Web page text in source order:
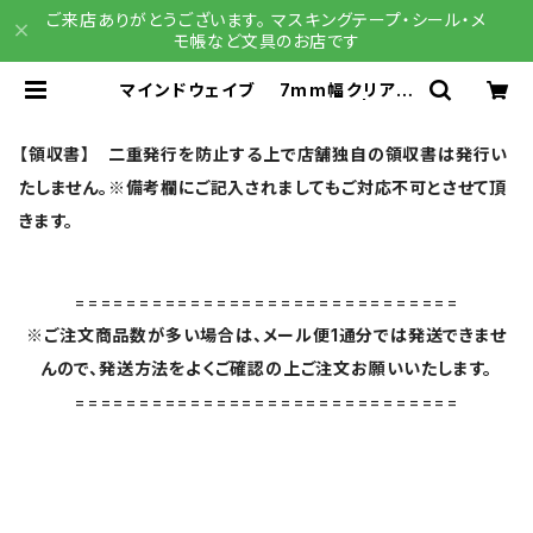
ご来店ありがとうございます。 マスキングテープ・シール・メ
モ帳など文具のお店です
マインドウェイブ 7mm幅クリアテ
【領収書】 二重発行を防止する上で店舗独自の領収書は発行い
たしません。※備考欄にご記入されましてもご対応不可とさせて頂
きます。
==============================
※ご注文商品数が多い場合は、メール便1通分では発送できませ
んので、発送方法をよくご確認の上ご注文お願いいたします。
==============================